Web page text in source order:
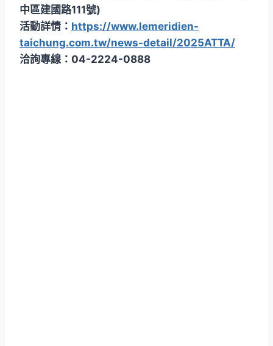
中區建國路111號)
活動詳情： https://www.lemeridien-
taichung.com.tw/news-detail/2025ATTA/
洽詢專線：04-2224-0888